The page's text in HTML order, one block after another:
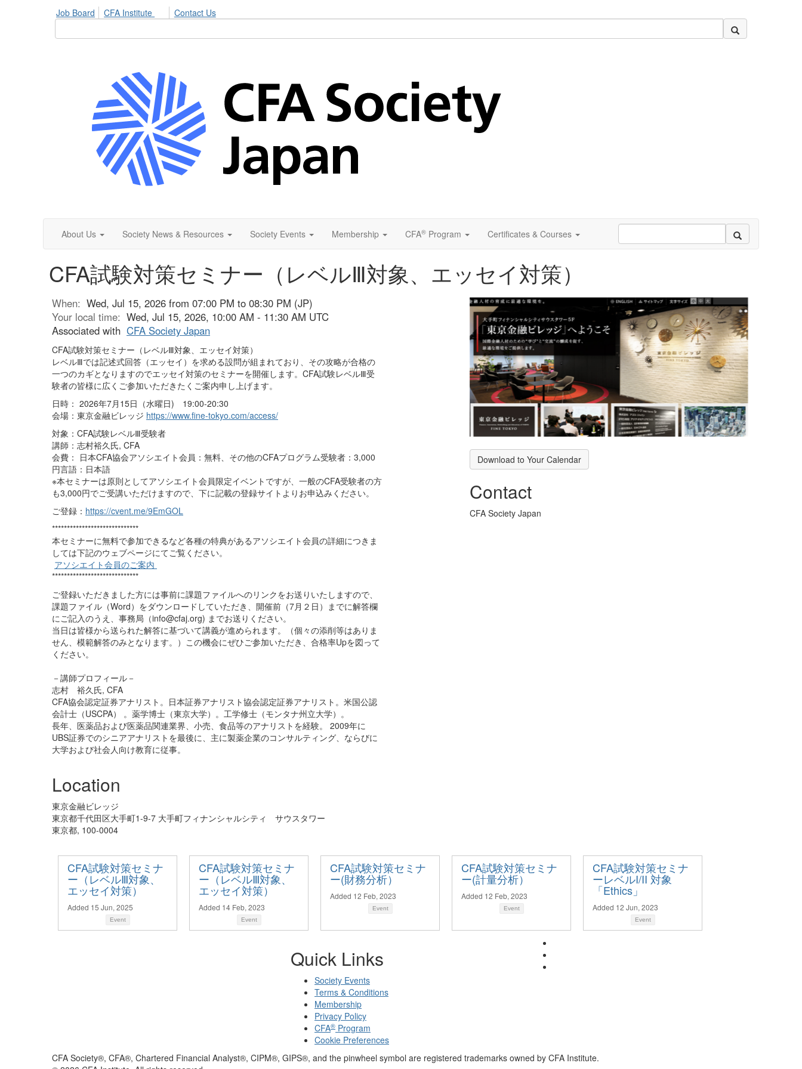
Job Board CFA Institute Contact Us
About Us Society News & Resources Society Events Membership CFA® Program Certificates & Courses
CFA試験対策セミナー（レベルⅢ対象、エッセイ対策）
When: Wed, Jul 15, 2026 from 07:00 PM to 08:30 PM (JP)
Your local time: Wed, Jul 15, 2026, 10:00 AM - 11:30 AM UTC
Associated with CFA Society Japan
CFA試験対策セミナー（レベルⅢ対象、エッセイ対策）
レベルⅢでは記述式回答（エッセイ）を求める設問が組まれており、その攻略が合格の
一つのカギとなりますのでエッセイ対策のセミナーを開催します。CFA試験レベルⅢ受
験者の皆様に広くご参加いただきたくご案内申し上げます。
日時： 2026年7月15日（水曜日) 19:00-20:30
会場：東京金融ビレッジ https://www.fine-tokyo.com/access/
対象：CFA試験レベルⅢ受験者
講師：志村裕久氏, CFA
会費： 日本CFA協会アソシエイト会員：無料、その他のCFAプログラム受験者：3,000
円言語：日本語
※本セミナーは原則としてアソシエイト会員限定イベントですが、一般のCFA受験者の方
も3,000円でご受講いただけますので、下に記載の登録サイトよりお申込みください。
ご登録： https://cvent.me/9EmGOL
*****************************
本セミナーに無料で参加できるなど各種の特典があるアソシエイト会員の詳細につきま
しては下記のウェブページにてご覧ください。
アソシエイト会員のご案内
*****************************
ご登録いただきました方には事前に課題ファイルへのリンクをお送りいたしますので、
課題ファイル（Word）をダウンロードしていただき、開催前（7月２日）までに解答欄
にご記入のうえ、事務局（info@cfaj.org) までお送りください。
当日は皆様から送られた解答に基づいて講義が進められます。（個々の添削等はありま
せん、模範解答のみとなります。）この機会にぜひご参加いただき、合格率Upを図って
ください。
－講師プロフィール－
志村 裕久氏, CFA
CFA協会認定証券アナリスト。日本証券アナリスト協会認定証券アナリスト。米国公認
会計士（USCPA） 。薬学博士（東京大学）。工学修士（モンタナ州立大学）。
長年、医薬品および医薬品関連業界、小売、食品等のアナリストを経験。 2009年に
UBS証券でのシニアアナリストを最後に、主に製薬企業のコンサルティング、ならびに
大学および社会人向け教育に従事。
Location
東京金融ビレッジ
東京都千代田区大手町1-9-7 大手町フィナンシャルシティ サウスタワー
東京都, 100-0004
Download to Your Calendar
Contact
CFA Society Japan
CFA試験対策セミナ
ー（レベルⅢ対象、
エッセイ対策）
Added 15 Jun, 2025
Event
CFA試験対策セミナ
ー（レベルⅢ対象、
エッセイ対策）
Added 14 Feb, 2023
Event
CFA試験対策セミナ
ー(財務分析）
Added 12 Feb, 2023
Event
CFA試験対策セミナ
ー(計量分析）
Added 12 Feb, 2023
Event
CFA試験対策セミナ
ーレベルI/II 対象
「Ethics」
Added 12 Jun, 2023
Event
Quick Links
Society Events
Terms & Conditions
Membership
Privacy Policy
CFA® Program
Cookie Preferences
CFA Society®, CFA®, Chartered Financial Analyst®, CIPM®, GIPS®, and the pinwheel symbol are registered trademarks owned by CFA Institute.